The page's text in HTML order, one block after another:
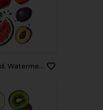
on a white background. Vector illustration.